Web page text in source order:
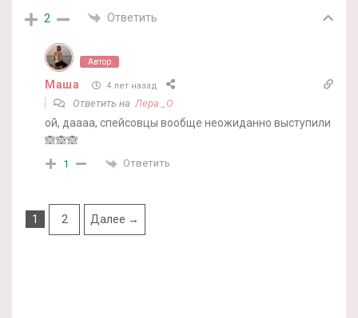
2 Ответить
Автор
Маша 4 лет назад
Ответить наЛера _О
ой, даааа, спейсовцы вообще неожиданно выступили
🙈🙈🙈
1 Ответить
1 2 Далее →